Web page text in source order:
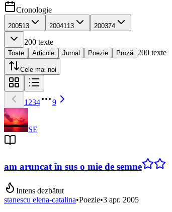
Cronologie
200513 2004113 200374
200 texte
Toate Articole Jurnal Poezie Proză 200 texte
Cele mai noi
1 234 9
SE
am aruncat în sus o mie de semne
Intens dezbătut
stanescu elena-catalina•Poezie•3 apr. 2005